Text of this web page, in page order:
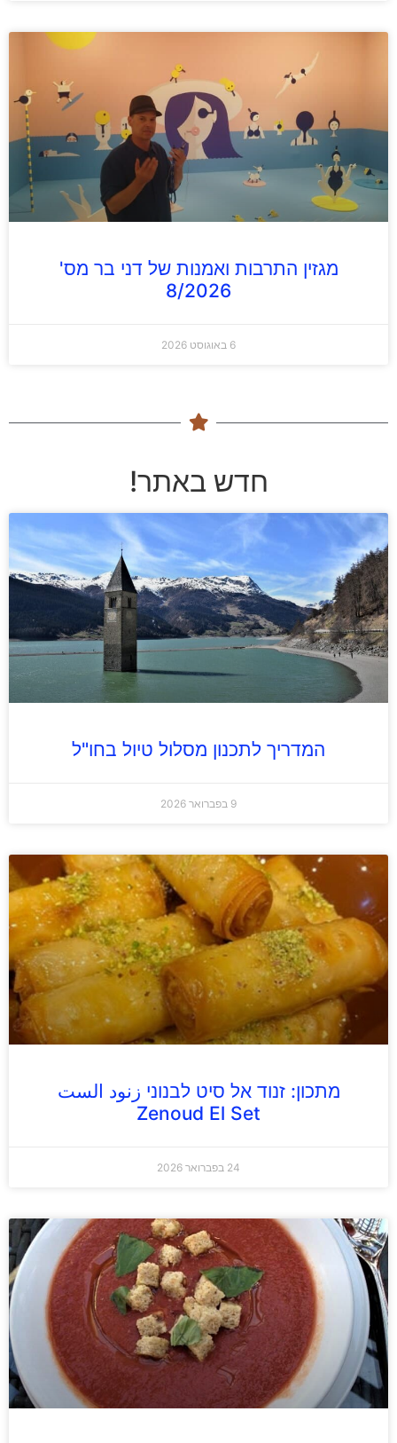
מגזין התרבות ואמנות של דני בר מס'
8/2026
6 באוגוסט 2026
חדש באתר!
המדריך לתכנון מסלול טיול בחו"ל
9 בפברואר 2026
מתכון: זנוד אל סיט לבנוני زنود الست
Zenoud El Set
24 בפברואר 2026